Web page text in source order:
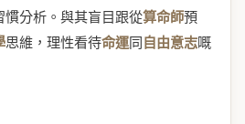
慣分析。與其盲目跟從算命師預
思維，理性看待命運同自由意志嘅